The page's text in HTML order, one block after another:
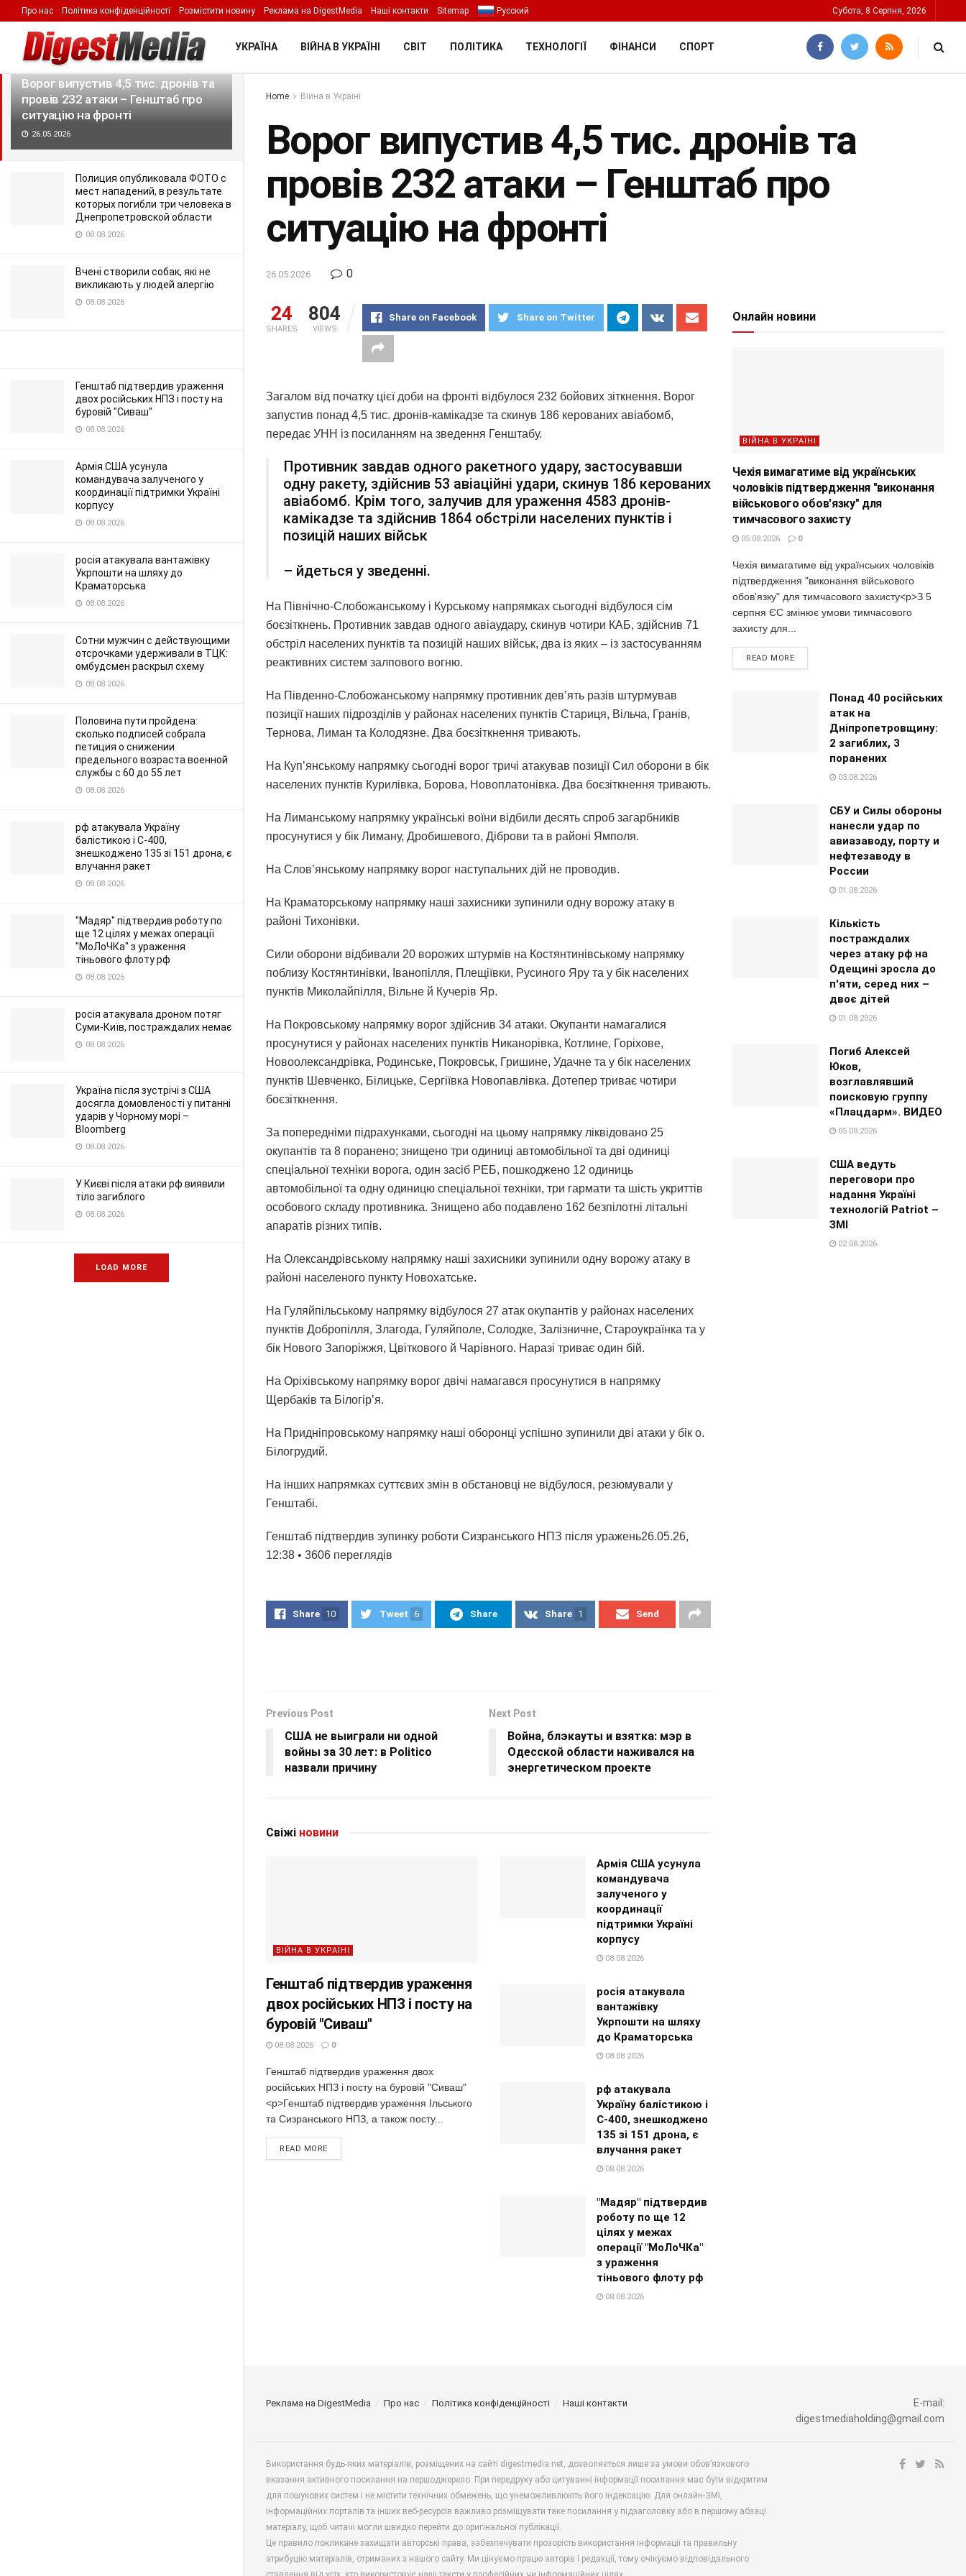
LATEST TRENDING Filter
Ворог випустив 4,5 тис. дронів та
провів 232 атаки – Генштаб про
ситуацію на фронті
26.05.2026
Полиция опубликовала ФОТО с
мест нападений, в результате
которых погибли три человека в
Днепропетровской области
08.08.2026
Вчені створили собак, які не
викликають у людей алергію
08.08.2026
Генштаб підтвердив ураження
двох російських НПЗ і посту на
буровій "Сиваш"
08.08.2026
Армія США усунула
командувача залученого у
координації підтримки Україні
корпусу
08.08.2026
росія атакувала вантажівку
Укрпошти на шляху до
Краматорська
08.08.2026
Сотни мужчин с действующими
отсрочками удерживали в ТЦК:
омбудсмен раскрыл схему
08.08.2026
Половина пути пройдена:
сколько подписей собрала
петиция о снижении
предельного возраста военной
службы с 60 до 55 лет
08.08.2026
рф атакувала Україну
балістикою і С-400,
знешкоджено 135 зі 151 дрона, є
влучання ракет
08.08.2026
"Мадяр" підтвердив роботу по
ще 12 цілях у межах операції
"МоЛоЧКа" з ураження
тіньового флоту рф
08.08.2026
росія атакувала дроном потяг
Суми-Київ, постраждалих немає
08.08.2026
Україна після зустрічі з США
досягла домовленості у питанні
ударів у Чорному морі –
Bloomberg
08.08.2026
У Києві після атаки рф виявили
тіло загиблого
08.08.2026
LOAD MORE
Про нас Політика конфіденційності Розмістити новину Реклама на DigestMedia Наші контакти Sitemap Русский Субота, 8 Серпня, 2026
УКРАЇНА ВІЙНА В УКРАЇНІ СВІТ ПОЛІТИКА ТЕХНОЛОГІЇ ФІНАНСИ СПОРТ
Home Війна в Україні
Ворог випустив 4,5 тис. дронів та
провів 232 атаки – Генштаб про
ситуацію на фронті
26.05.2026 0
24
SHARES
804
VIEWS
Share on Facebook Share on Twitter
Загалом від початку цієї доби на фронті відбулося 232 бойових зіткнення. Ворог
запустив понад 4,5 тис. дронів-камікадзе та скинув 186 керованих авіабомб,
передає УНН із посиланням на зведення Генштабу.
Противник завдав одного ракетного удару, застосувавши
одну ракету, здійснив 53 авіаційні удари, скинув 186 керованих
авіабомб. Крім того, залучив для ураження 4583 дронів-
камікадзе та здійснив 1864 обстріли населених пунктів і
позицій наших військ
– йдеться у зведенні.
На Північно-Слобожанському і Курському напрямках сьогодні відбулося сім
боєзіткнень. Противник завдав одного авіаудару, скинув чотири КАБ, здійснив 71
обстріл населених пунктів та позицій наших військ, два із яких – із застосуванням
реактивних систем залпового вогню.
На Південно-Слобожанському напрямку противник дев’ять разів штурмував
позиції наших підрозділів у районах населених пунктів Стариця, Вільча, Гранів,
Тернова, Лиман та Колодязне. Два боєзіткнення тривають.
На Куп’янському напрямку сьогодні ворог тричі атакував позиції Сил оборони в бік
населених пунктів Курилівка, Борова, Новоплатонівка. Два боєзіткнення тривають.
На Лиманському напрямку українські воїни відбили десять спроб загарбників
просунутися у бік Лиману, Дробишевого, Діброви та в районі Ямполя.
На Слов’янському напрямку ворог наступальних дій не проводив.
На Краматорському напрямку наші захисники зупинили одну ворожу атаку в
районі Тихонівки.
Сили оборони відбивали 20 ворожих штурмів на Костянтинівському напрямку
поблизу Костянтинівки, Іванопілля, Плещіївки, Русиного Яру та у бік населених
пунктів Миколайпілля, Вільне й Кучерів Яр.
На Покровському напрямку ворог здійснив 34 атаки. Окупанти намагалися
просунутися у районах населених пунктів Никанорівка, Котлине, Горіхове,
Новоолександрівка, Родинське, Покровськ, Гришине, Удачне та у бік населених
пунктів Шевченко, Білицьке, Сергіївка Новопавлівка. Дотепер триває чотири
боєзіткнення.
За попередніми підрахунками, сьогодні на цьому напрямку ліквідовано 25
окупантів та 8 поранено; знищено три одиниці автомобільної та дві одиниці
спеціальної техніки ворога, один засіб РЕБ, пошкоджено 12 одиниць
автомобільної та одну одиницю спеціальної техніки, три гармати та шість укриттів
особового складу противника. Знищено або подавлено 162 безпілотні літальні
апаратів різних типів.
На Олександрівському напрямку наші захисники зупинили одну ворожу атаку в
районі населеного пункту Новохатське.
На Гуляйпільському напрямку відбулося 27 атак окупантів у районах населених
пунктів Добропілля, Злагода, Гуляйполе, Солодке, Залізничне, Староукраїнка та у
бік Нового Запоріжжя, Цвіткового й Чарівного. Наразі триває один бій.
На Оріхівському напрямку ворог двічі намагався просунутися в напрямку
Щербаків та Білогір’я.
На Придніпровському напрямку наші оборонці успішно зупинили дві атаки у бік о.
Білогрудий.
На інших напрямках суттєвих змін в обстановці не відбулося, резюмували у
Генштабі.
Генштаб підтвердив зупинку роботи Сизранського НПЗ після уражень26.05.26,
12:38 • 3606 переглядiв
Share 10 Tweet 6 Share Share 1 Send
Previous Post
США не выиграли ни одной
войны за 30 лет: в Politico
назвали причину
Next Post
Война, блэкауты и взятка: мэр в
Одесской области наживался на
энергетическом проекте
Свіжі новини
ВІЙНА В УКРАЇНІ
Генштаб підтвердив ураження
двох російських НПЗ і посту на
буровій "Сиваш"
08.08.2026 0
Генштаб підтвердив ураження двох
російських НПЗ і посту на буровій "Сиваш"
<p>Генштаб підтвердив ураження Ільського
та Сизранського НПЗ, а також посту...
READ MORE
Армія США усунула
командувача
залученого у
координації
підтримки Україні
корпусу
08.08.2026
росія атакувала
вантажівку
Укрпошти на шляху
до Краматорська
08.08.2026
рф атакувала
Україну балістикою і
С-400, знешкоджено
135 зі 151 дрона, є
влучання ракет
08.08.2026
"Мадяр" підтвердив
роботу по ще 12
цілях у межах
операції "МоЛоЧКа"
з ураження
тіньового флоту рф
08.08.2026
Онлайн новини
ВІЙНА В УКРАЇНІ
Чехія вимагатиме від українських
чоловіків підтвердження "виконання
військового обов'язку" для
тимчасового захисту
05.08.2026 0
Чехія вимагатиме від українських чоловіків
підтвердження "виконання військового
обов'язку" для тимчасового захисту<p>З 5
серпня ЄС змінює умови тимчасового
захисту для...
READ MORE
Понад 40 російських
атак на
Дніпропетровщину:
2 загиблих, 3
поранених
03.08.2026
СБУ и Силы обороны
нанесли удар по
авиазаводу, порту и
нефтезаводу в
России
01.08.2026
Кількість
постраждалих
через атаку рф на
Одещині зросла до
п'яти, серед них –
двоє дітей
01.08.2026
Погиб Алексей
Юков,
возглавлявший
поисковую группу
«Плацдарм». ВИДЕО
05.08.2026
США ведуть
переговори про
надання Україні
технологій Patriot –
ЗМІ
02.08.2026
Реклама на DigestMedia Про нас Політика конфіденційності Наші контакти
E-mail:
digestmediaholding@gmail.com
Використання будь-яких матеріалів, розміщених на сайті digestmedia.net, дозволяється лише за умови обов’язкового
вказання активного посилання на першоджерело. При передруку або цитуванні інформації посилання має бути відкритим
для пошукових систем і не містити технічних обмежень, що унеможливлюють його індексацію. Для онлайн-ЗМІ,
інформаційних порталів та інших веб-ресурсів важливо розміщувати таке посилання у підзаголовку або в першому абзаці
матеріалу, щоб читачі могли швидко перейти до оригінальної публікації.
Це правило покликане захищати авторські права, забезпечувати прозорість використання інформації та правильну
атрибуцію матеріалів, отриманих з нашого сайту. Ми цінуємо працю авторів і редакції, тому очікуємо відповідального